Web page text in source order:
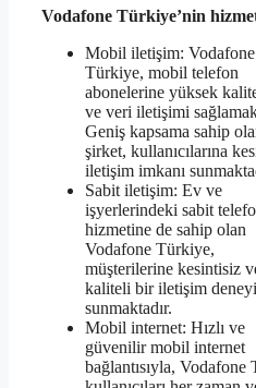
Vodafone Türkiye’nin
Mobil iletişim: Vodafone
Türkiye, mobil telefon
abonelerine yüksek
ve veri iletişimi
Geniş kapsama sahip
şirket, kullanıcılarına
iletişim imkanı
Sabit iletişim: Ev ve
işyerlerindeki sabit
hizmetine de sahip olan
Vodafone Türkiye,
müşterilerine kesintisiz
kaliteli bir iletişim
sunmaktadır.
Mobil internet: Hızlı ve
güvenilir mobil internet
bağlantısıyla, Vodafone